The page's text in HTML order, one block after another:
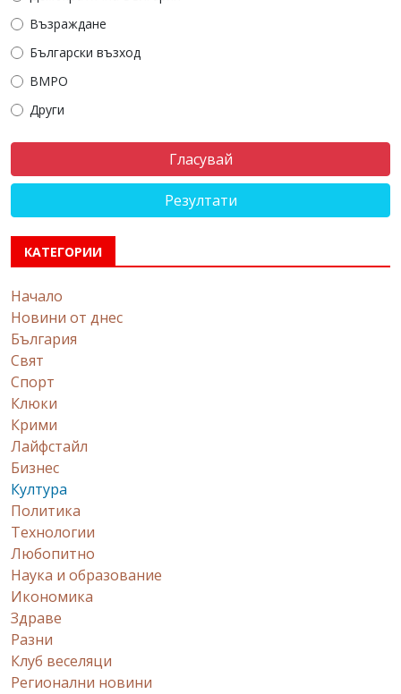
Възраждане
Български възход
ВМРО
Други
Резултати
КАТЕГОРИИ
Начало
Новини от днес
България
Свят
Спорт
Клюки
Крими
Лайфстайл
Бизнес
Култура
Политика
Технологии
Любопитно
Наука и образование
Икономика
Здраве
Разни
Клуб веселяци
Регионални новини